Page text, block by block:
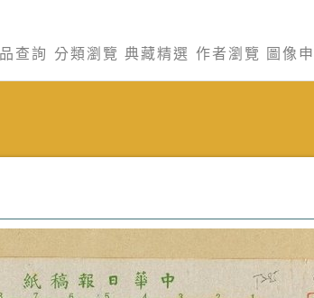
查詢 分類瀏覽 典藏精選 作者瀏覽 圖像